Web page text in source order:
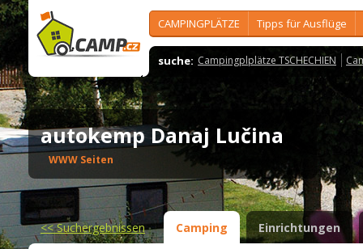
CAMPINGPLÄTZE Tipps für Ausflüge
suche: Campingplplätze TSCHECHIEN
autokemp Danaj Lučina
WWW Seiten
<<Suchergebnissen Camping Einrichtungen